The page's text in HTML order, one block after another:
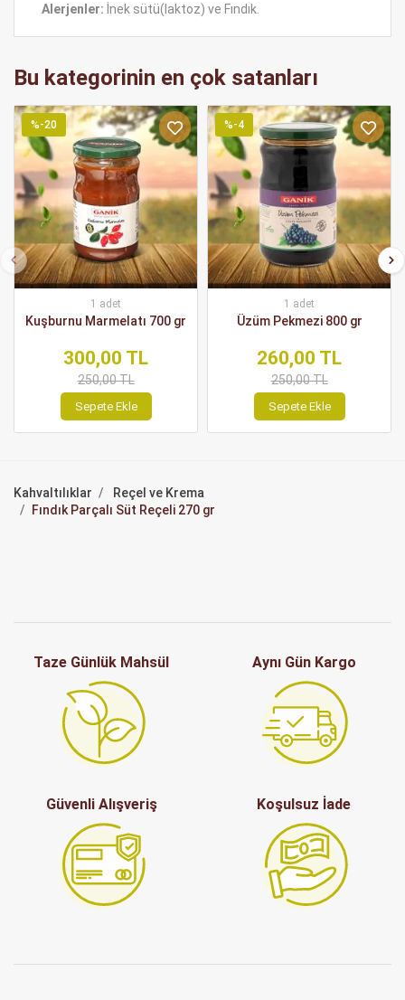
Alerjenler: İnek sütü(laktoz) ve Fındık.
Bu kategorinin en çok satanları
%-20
1 adet
Kuşburnu Marmelatı 700 gr
300,00 TL
250,00 TL
Sepete Ekle
%-4
1 adet
Üzüm Pekmezi 800 gr
260,00 TL
250,00 TL
Sepete Ekle
Kahvaltılıklar
Reçel ve Krema
Fındık Parçalı Süt Reçeli 270 gr
Taze Günlük Mahsül Aynı Gün Kargo
Güvenli Alışveriş Koşulsuz İade